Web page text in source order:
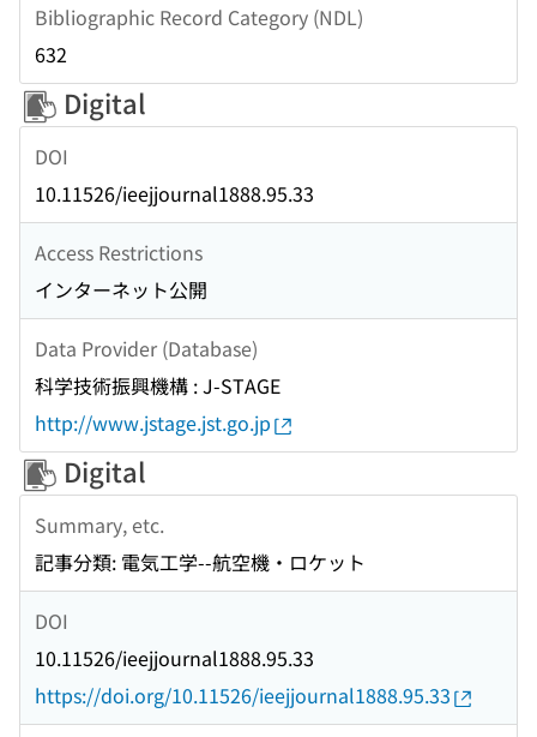
Bibliographic Record Category (NDL)
632
Digital
DOI
10.11526/ieejjournal1888.95.33
Access Restrictions
インターネット公開
Data Provider (Database)
科学技術振興機構 : J-STAGE
http://www.jstage.jst.go.jp
Digital
Summary, etc.
記事分類: 電気工学--航空機・ロケット
DOI
10.11526/ieejjournal1888.95.33
https://doi.org/10.11526/ieejjournal1888.95.33